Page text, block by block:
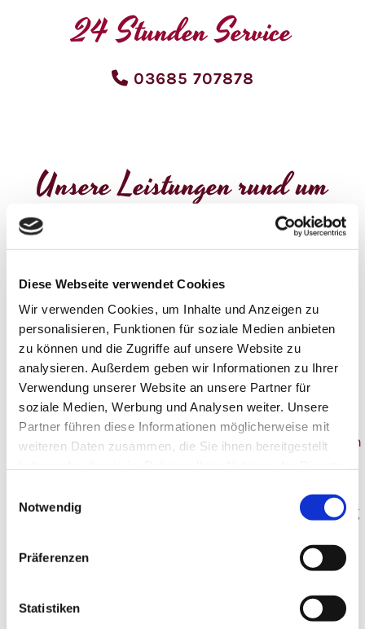
Diese Webseite verwendet Cookies
Wir verwenden Cookies, um Inhalte und Anzeigen zu
personalisieren, Funktionen für soziale Medien anbieten
zu können und die Zugriffe auf unsere Website zu
analysieren. Außerdem geben wir Informationen zu Ihrer
Verwendung unserer Website an unsere Partner für
soziale Medien, Werbung und Analysen weiter. Unsere
Partner führen diese Informationen möglicherweise mit
weiteren Daten zusammen, die Sie ihnen bereitgestellt
Notwendig
Präferenzen
Statistiken
24 Stunden Service
 03685 707878
Unsere Leistungen rund um
Beerdigungen in Eisfeld
wir Sie zuverlässig durch den gesamten Prozess.
Unsere Leistungen umfassen unter anderem:
Organisation und Planung der Beerdigung
Überführung und Versorgung des Verstorbenen
Abstimmung mit Ämtern, Friedhofsverwaltung
Gestaltung und Durchführung der Trauerfeier